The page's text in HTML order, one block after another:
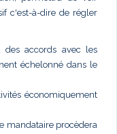
c'est-à-dire de régler
accords avec les
échelonné dans le
économiquement
mandataire procèdera